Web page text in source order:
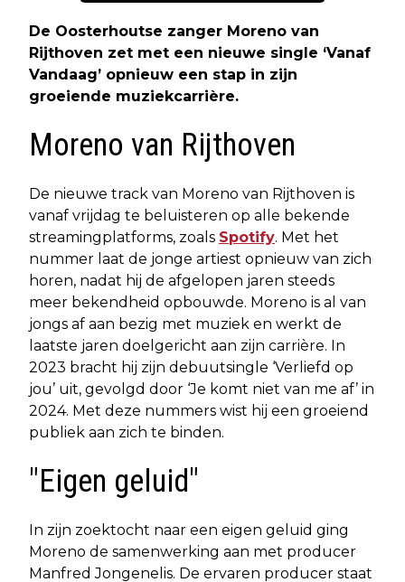
De Oosterhoutse zanger Moreno van
Rijthoven zet met een nieuwe single ‘Vanaf
Vandaag’ opnieuw een stap in zijn
groeiende muziekcarrière.
Moreno van Rijthoven
De nieuwe track van Moreno van Rijthoven is
vanaf vrijdag te beluisteren op alle bekende
streamingplatforms, zoals Spotify. Met het
nummer laat de jonge artiest opnieuw van zich
horen, nadat hij de afgelopen jaren steeds
meer bekendheid opbouwde. Moreno is al van
jongs af aan bezig met muziek en werkt de
laatste jaren doelgericht aan zijn carrière. In
2023 bracht hij zijn debuutsingle ‘Verliefd op
jou’ uit, gevolgd door ‘Je komt niet van me af’ in
2024. Met deze nummers wist hij een groeiend
publiek aan zich te binden.
"Eigen geluid"
In zijn zoektocht naar een eigen geluid ging
Moreno de samenwerking aan met producer
Manfred Jongenelis. De ervaren producer staat